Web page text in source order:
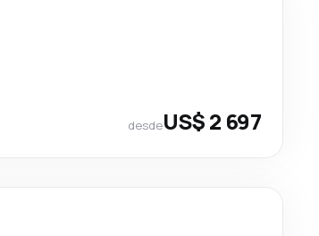
desdeUS$ 2 697